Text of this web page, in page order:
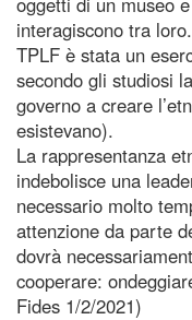
interagiscono tra
TPLF è stata un
secondo gli studiosi
governo a creare
esistevano).
La rappresentanza
indebolisce una
necessario molto
attenzione da parte
dovrà
cooperare:
Fides 1/2/2021)